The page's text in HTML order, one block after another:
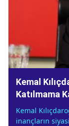
Kemal
Katılmama
Kemal
inançların